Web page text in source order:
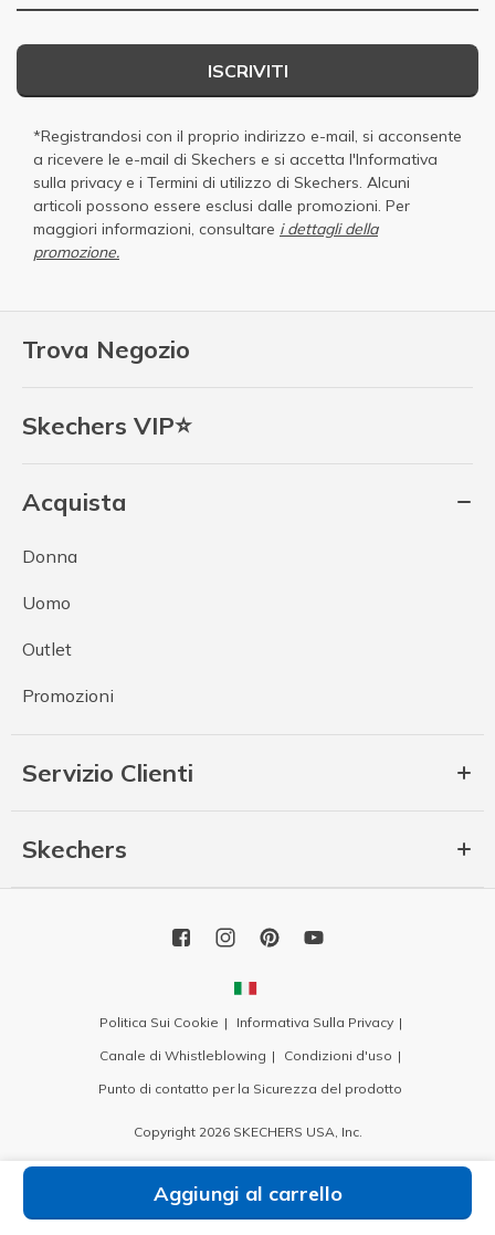
Aggiungi al carrello
Trova Negozio
Skechers VIP⭐
Acquista
Donna
Uomo
Outlet
Promozioni
Servizio Clienti
Skechers
ISCRIVITI
*Registrandosi con il proprio indirizzo e-mail, si acconsente
a ricevere le e-mail di Skechers e si accetta l'Informativa
sulla privacy e i Termini di utilizzo di Skechers. Alcuni
articoli possono essere esclusi dalle promozioni. Per
maggiori informazioni, consultare i dettagli della
promozione.
Politica Sui Cookie
Informativa Sulla Privacy
Canale di Whistleblowing
Condizioni d'uso
Punto di contatto per la Sicurezza del prodotto
Copyright 2026 SKECHERS USA, Inc.